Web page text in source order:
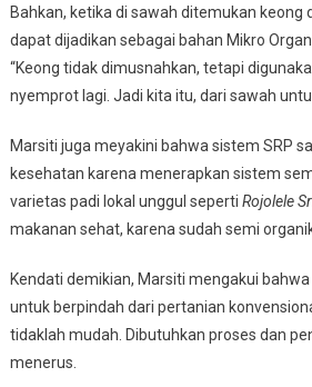
Bahkan, ketika di sawah ditemukan keong
dapat dijadikan sebagai bahan Mikro
“Keong tidak dimusnahkan, tetapi
nyemprot lagi. Jadi kita itu, dari sawah
Marsiti juga meyakini bahwa sistem SRP
kesehatan karena menerapkan sistem
varietas padi lokal unggul seperti Rojolele
makanan sehat, karena sudah semi
Kendati demikian, Marsiti mengakui
untuk berpindah dari pertanian
tidaklah mudah. Dibutuhkan proses dan
menerus.